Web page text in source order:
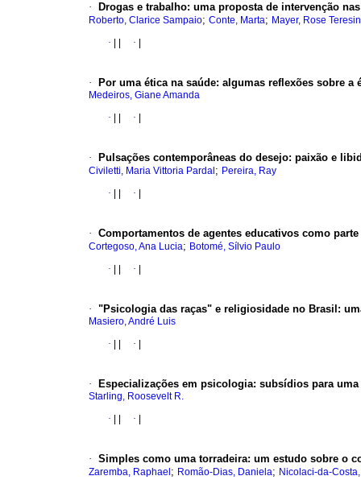
· Drogas e trabalho: uma proposta de intervenção
Roberto, Clarice Sampaio; Conte, Marta; Mayer, Rose
·
·
· Por uma ética na saúde: algumas reflexões sobre a
Medeiros, Giane Amanda
·
·
· Pulsações contemporâneas do desejo: paixão e
Civiletti, Maria Vittoria Pardal ; Pereira, Ray
·
·
· Comportamentos de agentes educativos como
Cortegoso, Ana Lucia; Botomé, Sílvio Paulo
·
·
· "Psicologia das raças" e religiosidade no Brasil :
Masiero, André Luis
·
·
· Especializações em psicologia: subsídios para
Starling, Roosevelt R.
·
·
· Simples como uma torradeira: um estudo sobre o
Zaremba, Raphael ; Romão-Dias, Daniela; Nicolaci-da-